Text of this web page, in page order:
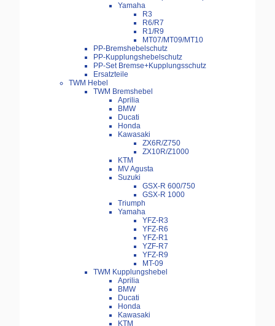
Yamaha
R3
R6/R7
R1/R9
MT07/MT09/MT10
PP-Bremshebelschutz
PP-Kupplungshebelschutz
PP-Set Bremse+Kupplungsschutz
Ersatzteile
TWM Hebel
TWM Bremshebel
Aprilia
BMW
Ducati
Honda
Kawasaki
ZX6R/Z750
ZX10R/Z1000
KTM
MV Agusta
Suzuki
GSX-R 600/750
GSX-R 1000
Triumph
Yamaha
YFZ-R3
YFZ-R6
YFZ-R1
YZF-R7
YFZ-R9
MT-09
TWM Kupplungshebel
Aprilia
BMW
Ducati
Honda
Kawasaki
KTM